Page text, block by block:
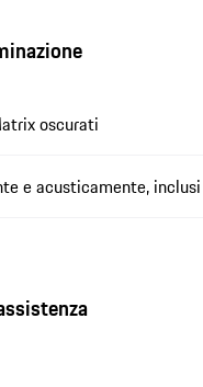
oscurati
e acusticamente,